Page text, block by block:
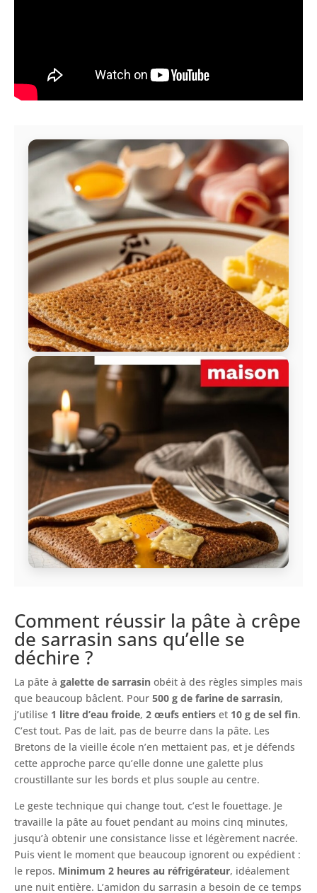
Comment réussir la pâte à crêpe
de sarrasin sans qu’elle se
déchire ?
La pâte à galette de sarrasin obéit à des règles simples mais
que beaucoup bâclent. Pour 500 g de farine de sarrasin,
j’utilise 1 litre d’eau froide, 2 œufs entiers et 10 g de sel fin.
C’est tout. Pas de lait, pas de beurre dans la pâte. Les
Bretons de la vieille école n’en mettaient pas, et je défends
cette approche parce qu’elle donne une galette plus
croustillante sur les bords et plus souple au centre.
Le geste technique qui change tout, c’est le fouettage. Je
travaille la pâte au fouet pendant au moins cinq minutes,
jusqu’à obtenir une consistance lisse et légèrement nacrée.
Puis vient le moment que beaucoup ignorent ou expédient :
le repos. Minimum 2 heures au réfrigérateur, idéalement
une nuit entière. L’amidon du sarrasin a besoin de ce temps